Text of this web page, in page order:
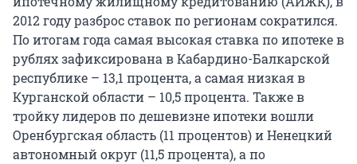
2012 году разброс ставок по регионам сократился.
По итогам года самая высокая ставка по ипотеке в
рублях зафиксирована в Кабардино-Балкарской
республике – 13,1 процента, а самая низкая в
Курганской области – 10,5 процента. Также в
тройку лидеров по дешевизне ипотеки вошли
Оренбургская область (11 процентов) и Ненецкий
автономный округ (11,5 процента), а по